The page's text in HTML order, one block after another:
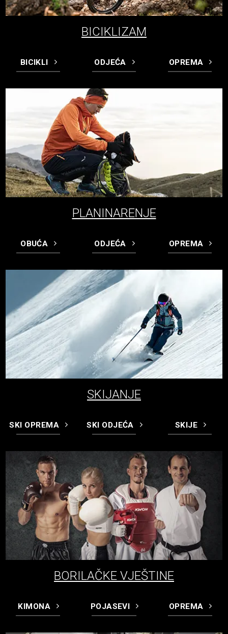
BICIKLIZAM
BICIKLI ODJEĆA OPREMA
PLANINARENJE
OBUĆA ODJEĆA OPREMA
SKIJANJE
SKI OPREMA SKI ODJEĆA SKIJE
BORILAČKE VJEŠTINE
KIMONA POJASEVI OPREMA